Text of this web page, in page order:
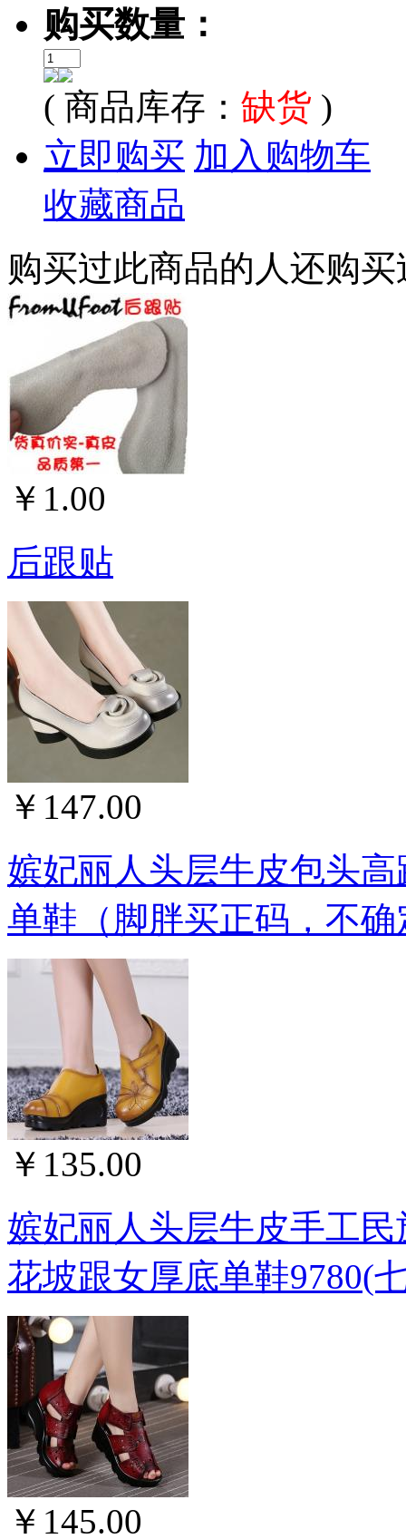
购买数量：
( 商品库存： 缺货 )
立即购买 加入购物车
收藏商品
购买过此商品的人还购买
￥1.00
后跟贴
￥147.00
嫔妃丽人头层牛皮包头
单鞋（脚胖买正码，不
￥135.00
嫔妃丽人头层牛皮手工
花坡跟女厚底单鞋9780(
￥145.00